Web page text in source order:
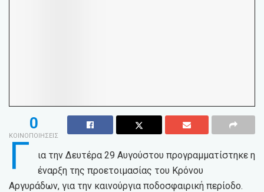
0
ΚΟΙΝΟΠΟΙΗΣΕΙΣ
Γ
ια την Δευτέρα 29 Αυγούστου προγραμματίστηκε η
έναρξη της προετοιμασίας του Κρόνου
Αργυράδων, για την καινούργια ποδοσφαιρική περίοδο.